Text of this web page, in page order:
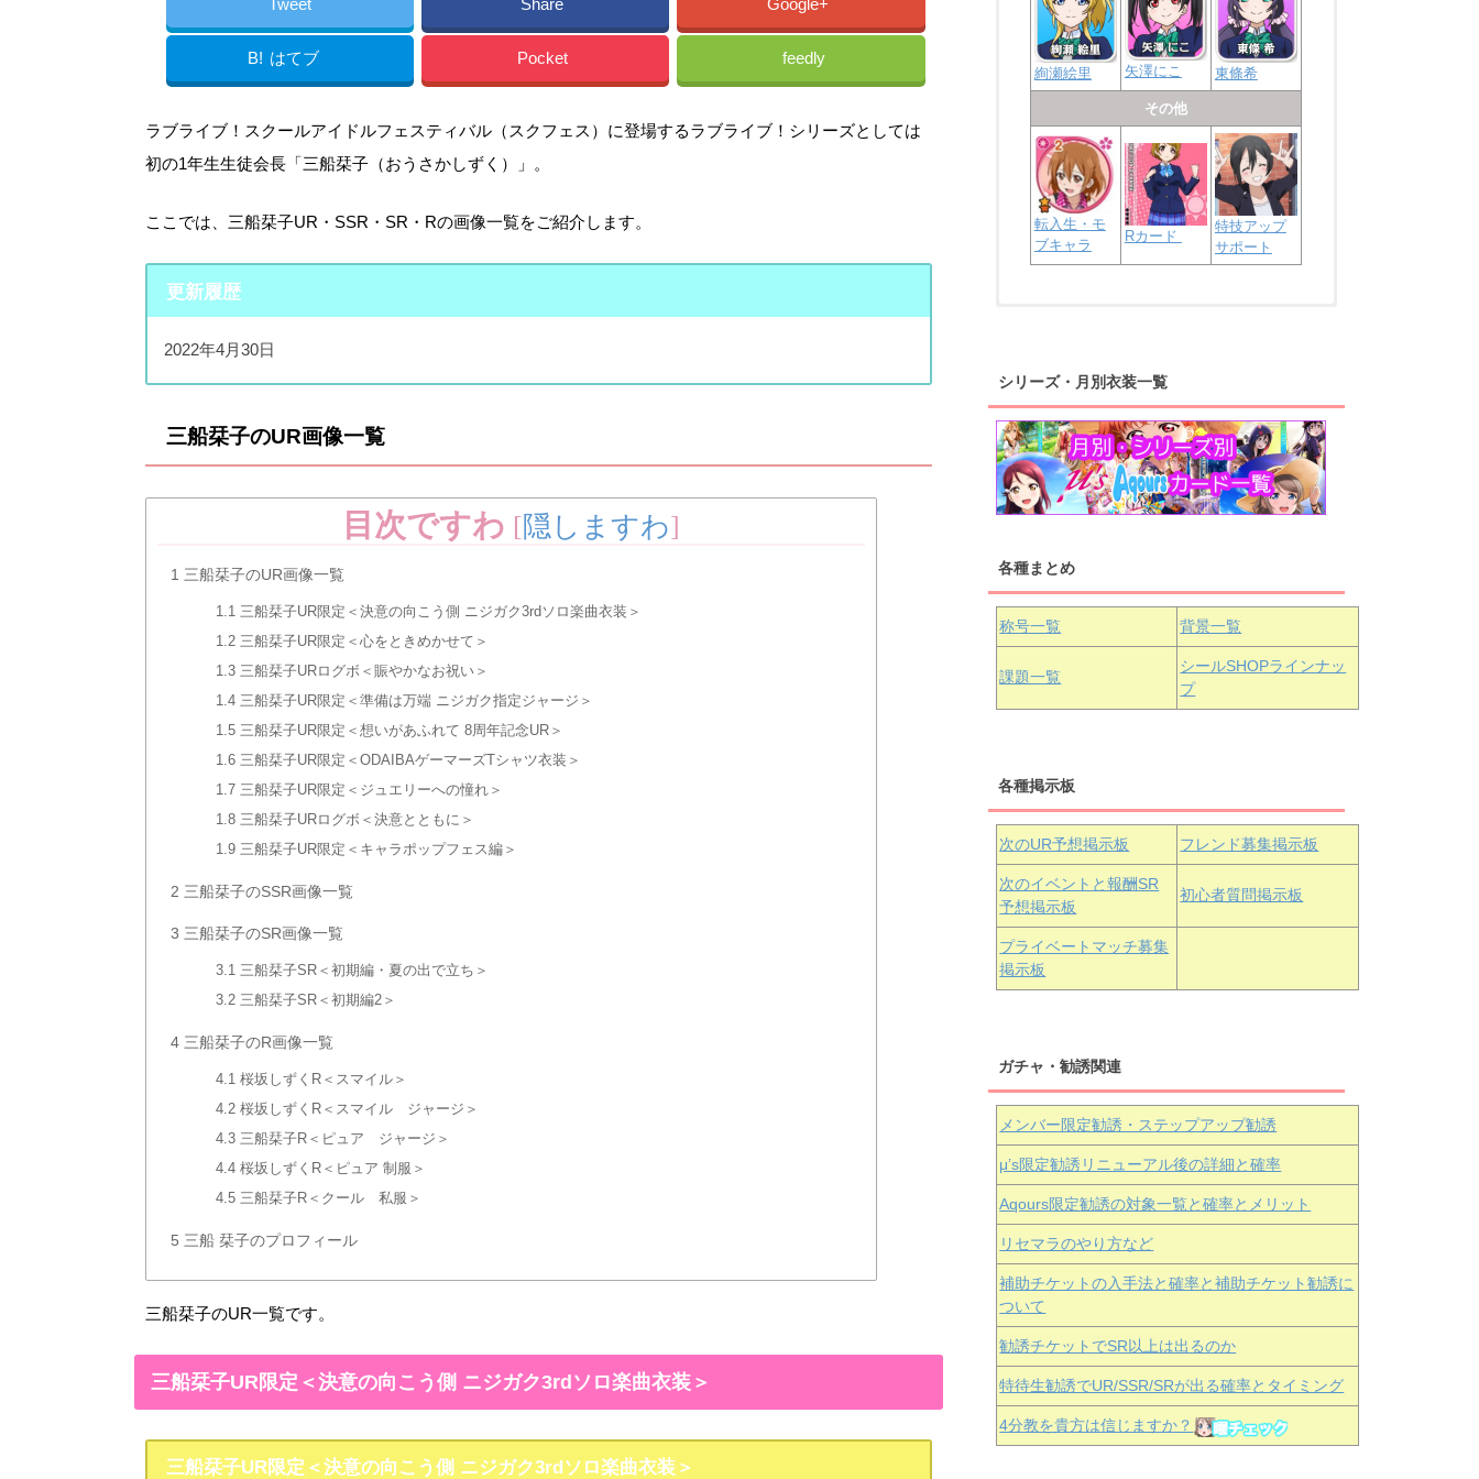
B! はてブ Pocket feedly
ラブライブ！スクールアイドルフェスティバル（スクフェス）に登場するラブライブ！シリーズとしては
初の1年生生徒会長「三船栞子（おうさかしずく）」。
ここでは、三船栞子UR・SSR・SR・Rの画像一覧をご紹介します。
更新履歴
2022年4月30日
三船栞子のUR画像一覧
目次ですわ [隠しますわ]
1 三船栞子のUR画像一覧
1.1 三船栞子UR限定＜決意の向こう側 ニジガク3rdソロ楽曲衣装＞
1.2 三船栞子UR限定＜心をときめかせて＞
1.3 三船栞子URログボ＜賑やかなお祝い＞
1.4 三船栞子UR限定＜準備は万端 ニジガク指定ジャージ＞
1.5 三船栞子UR限定＜想いがあふれて 8周年記念UR＞
1.6 三船栞子UR限定＜ODAIBAゲーマーズTシャツ衣装＞
1.7 三船栞子UR限定＜ジュエリーへの憧れ＞
1.8 三船栞子URログボ＜決意とともに＞
1.9 三船栞子UR限定＜キャラポップフェス編＞
2 三船栞子のSSR画像一覧
3 三船栞子のSR画像一覧
3.1 三船栞子SR＜初期編・夏の出で立ち＞
3.2 三船栞子SR＜初期編2＞
4 三船栞子のR画像一覧
4.1 桜坂しずくR＜スマイル＞
4.2 桜坂しずくR＜スマイル ジャージ＞
4.3 三船栞子R＜ピュア ジャージ＞
4.4 桜坂しずくR＜ピュア 制服＞
4.5 三船栞子R＜クール 私服＞
5 三船 栞子のプロフィール
三船栞子のUR一覧です。
三船栞子UR限定＜決意の向こう側 ニジガク3rdソロ楽曲衣装＞
三船栞子UR限定＜決意の向こう側 ニジガク3rdソロ楽曲衣装＞
絢瀬絵里 矢澤にこ 東條希
その他
転入生・モ
ブキャラ
Rカード
特技アップ
サポート
桜内梨子 高海千歌 渡辺曜
浦の星女学院1年生
津島善子 黒澤ルビィ 国木田花丸
浦の星女学院3年生
黒澤ダイヤ
上原歩夢 宮下愛 優木せつ菜
虹ヶ咲学園1年生
中須かすみ 天王寺璃奈 桜坂しずく
近江彼方
エマ・ヴェ
シリーズ・月別衣装一覧
各種まとめ
称号一覧 背景一覧
課題一覧
シールSHOPラインナッ
プ
各種掲示板
次のUR予想掲示板 フレンド募集掲示板
次のイベントと報酬SR
予想掲示板
初心者質問掲示板
プライベートマッチ募集
掲示板
ガチャ・勧誘関連
メンバー限定勧誘・ステップアップ勧誘
μ’s限定勧誘リニューアル後の詳細と確率
Aqours限定勧誘の対象一覧と確率とメリット
リセマラのやり方など
補助チケットの入手法と確率と補助チケット勧誘に
ついて
勧誘チケットでSR以上は出るのか
特待生勧誘でUR/SSR/SRが出る確率とタイミング
4分教を貴方は信じますか？